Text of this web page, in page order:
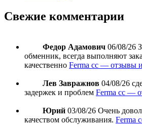
Свежие комментарии
Федор Адамович 06/08/26
обменник, всегда выполняют
качественно Ferma cc — отзывы
Лев Завражнов 04/08/26
задержек и проблем Ferma cc —
Юрий 03/08/26 Очень
качеством обслуживания. Ferma